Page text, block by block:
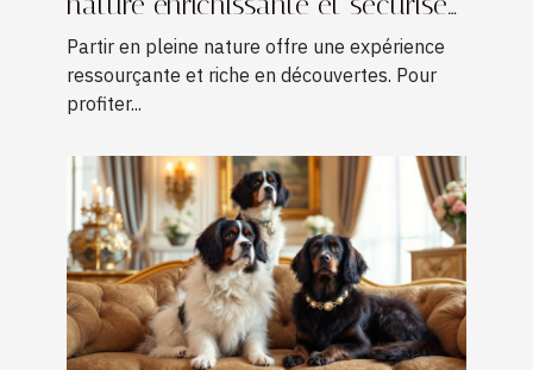
?
Partir en pleine nature offre une expérience
ressourçante et riche en découvertes. Pour
profiter...